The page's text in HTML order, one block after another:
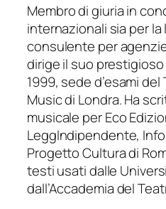
Membro di giuria in
internazionali sia per la
consulente per
dirige il suo
1999, sede d’esami
Music di Londra. Ha
musicale per Eco
LeggIndipendente,
Progetto Cultura di
testi usati dalle
dall’Accademia del